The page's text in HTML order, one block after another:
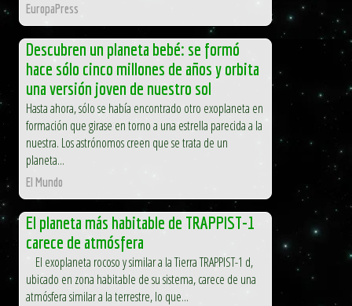
EuropaPress
Descubren un planeta bebé: se formó
hace sólo cinco millones de años y orbita
una versión joven de nuestro sol
Hasta ahora, sólo se había encontrado otro exoplaneta en
formación que girase en torno a una estrella parecida a la
nuestra. Los astrónomos creen que se trata de un
planeta...
El Mundo
El planeta más habitable de TRAPPIST-1
carece de atmósfera
El exoplaneta rocoso y similar a la Tierra TRAPPIST-1 d,
ubicado en zona habitable de su sistema, carece de una
atmósfera similar a la terrestre, lo que...